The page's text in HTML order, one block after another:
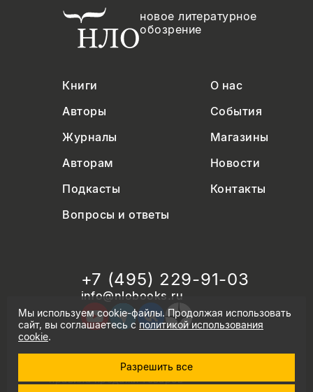
новое литературное
обозрение
Книги
О нас
Авторы
События
Журналы
Магазины
Авторам
Новости
Подкасты
Контакты
Вопросы и ответы
+7 (495) 229-91-03
info@nlobooks.ru
© Новое литературное обозрение. 2026
правила продажи товаров
Мы используем cookie-файлы. Продолжая использовать
сайт, вы соглашаетесь сполитикой использования
cookie.
Разрешить все